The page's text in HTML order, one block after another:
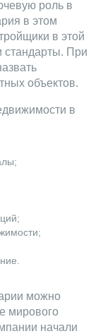
роль в
в этом
в этой
стандарты. При
объектов.
в
можно
мирового
начали